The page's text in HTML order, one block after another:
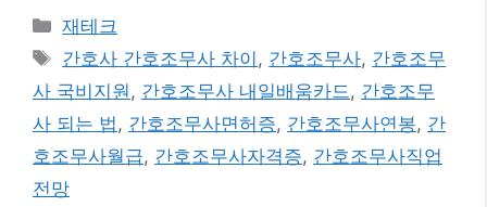
카
테
리
재테크
태
그
간호사 간호조무사 차이 , 간호조무사, 간호조무
사 국비지원 , 간호조무사 내일배움카드 , 간호조무
사 되는 법 , 간호조무사면허증, 간호조무사연봉, 간
호조무사월급, 간호조무사자격증, 간호조무사직업
전망